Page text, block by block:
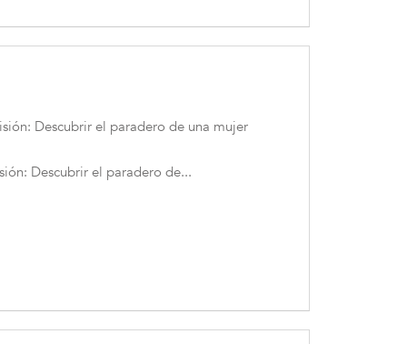
Descubrir el paradero de una mujer
Descubrir el paradero de...